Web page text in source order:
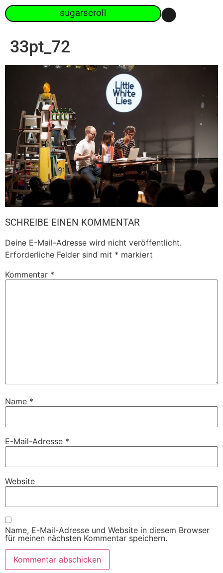
sugarscroll
33pt_72
SCHREIBE EINEN KOMMENTAR
Deine E-Mail-Adresse wird nicht veröffentlicht.
Erforderliche Felder sind mit * markiert
Kommentar *
Name *
E-Mail-Adresse *
Website
Name, E-Mail-Adresse und Website in diesem Browser
für meinen nächsten Kommentar speichern.